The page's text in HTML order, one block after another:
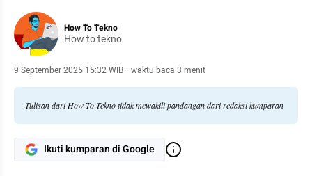
How To Tekno
How to tekno
9 September 2025 15:32 WIB · waktu baca 3 menit
Tulisan dari How To Tekno tidak mewakili pandangan dari redaksi kumparan
Ikuti kumparan di Google